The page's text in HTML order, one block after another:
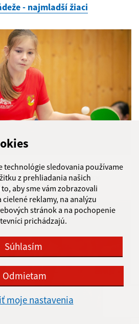
technológie sledovania používame
z prehliadania našich
aby sme vám zobrazovali
reklamy, na analýzu
stránok a na pochopenie
prichádzajú.
Súhlasím
Odmietam
moje nastavenia
- najmladší žiaci
- najmladšie žiačky